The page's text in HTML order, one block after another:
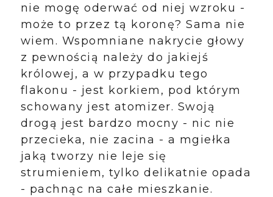
nie mogę oderwać od niej wzroku -
może to przez tą koronę? Sama nie
wiem. Wspomniane nakrycie głowy
z pewnością należy do jakiejś
królowej, a w przypadku tego
flakonu - jest korkiem, pod którym
schowany jest atomizer. Swoją
drogą jest bardzo mocny - nic nie
przecieka, nie zacina - a mgiełka
jaką tworzy nie leje się
strumieniem, tylko delikatnie opada
- pachnąc na całe mieszkanie.